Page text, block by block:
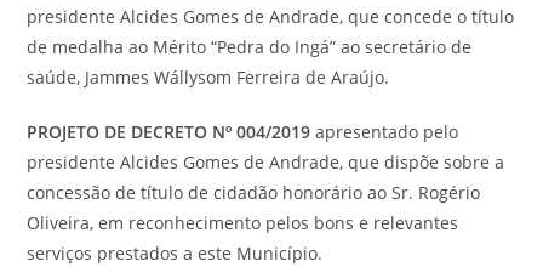
presidente Alcides Gomes de Andrade, que concede o título
de medalha ao Mérito “Pedra do Ingá” ao secretário de
saúde, Jammes Wállysom Ferreira de Araújo.
PROJETO DE DECRETO Nº 004/2019apresentado pelo
presidente Alcides Gomes de Andrade, que dispõe sobre a
concessão de título de cidadão honorário ao Sr. Rogério
Oliveira, em reconhecimento pelos bons e relevantes
serviços prestados a este Município.